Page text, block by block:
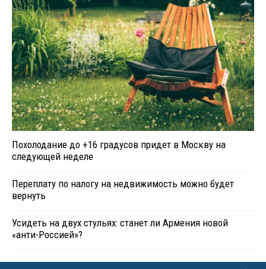
Похолодание до +16 градусов придет в Москву на
следующей неделе
Переплату по налогу на недвижимость можно будет
вернуть
Усидеть на двух стульях: станет ли Армения новой
«анти-Россией»?